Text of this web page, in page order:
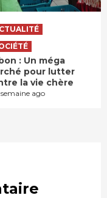
: Un méga
pour lutter
la vie chère
semaine ago